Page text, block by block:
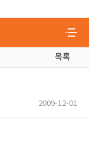
목록
2009-12-01